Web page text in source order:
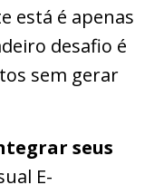
está é apenas
desafio é
sem gerar
seus
E-